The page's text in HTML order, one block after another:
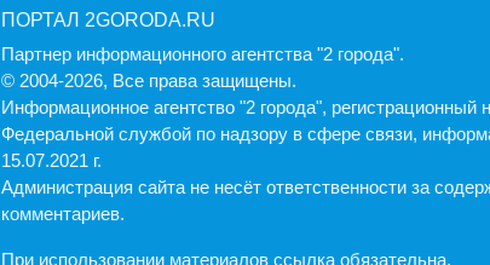
ПОРТАЛ 2GORODA.RU
Партнер информационного агентства "2 города".
© 2004-2026, Все права защищены.
Информационное агентство "2 города",
Федеральной службой по надзору в сфере связи,
15.07.2021 г.
Администрация cайта не несёт ответственности за
комментариев.
При использовании материалов ссылка обязательна.